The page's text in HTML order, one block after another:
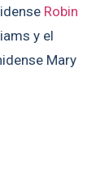
Robin
y el
Mary